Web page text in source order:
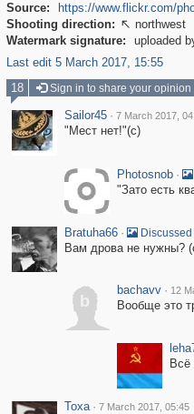
Source:
https://www.flickr.com/
Shooting direction:  northwest
Watermark signature:
uploaded
Last edit 5 March 2017, 15:55
18 Sign in to share your opinion
Sailor45 · 7 March 2017,
"Мест нет!"(с)
Photosnob ·
"Зато есть
Bratuha66 ·
Вам дрова не нужны?
b
bachavv · 12
Вообще это
Всё
Toxa · 7 March 2017, 05:45